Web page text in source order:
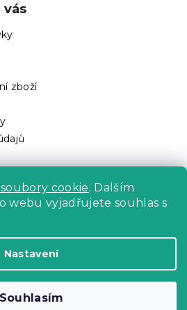
cookie. Dalším
webu vyjadřujete souhlas s
Nastavení
Souhlasím
zboží
. Všechna práva
Upravit nastavení cookies